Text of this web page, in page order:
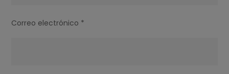
Correo electrónico *